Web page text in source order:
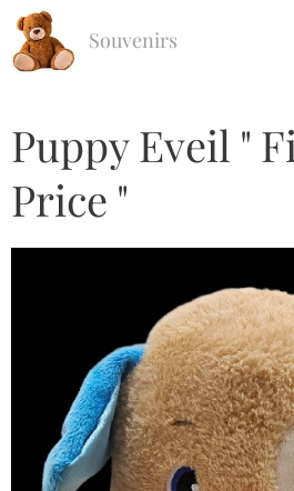
Souvenirs
Puppy Eveil "
Price "